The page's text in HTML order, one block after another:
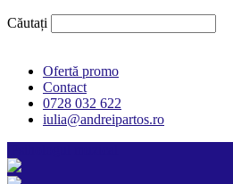
Căutați
Ofertă promo
Contact
0728 032 622
iulia@andreipartos.ro